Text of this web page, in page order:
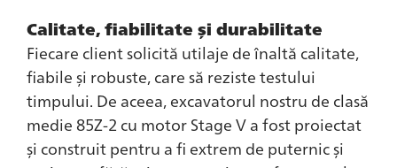
Calitate, fiabilitate și durabilitate
Fiecare client solicită utilaje de înaltă calitate,
fiabile și robuste, care să reziste testului
timpului. De aceea, excavatorul nostru de clasă
medie 85Z-2 cu motor Stage V a fost proiectat
și construit pentru a fi extrem de puternic și